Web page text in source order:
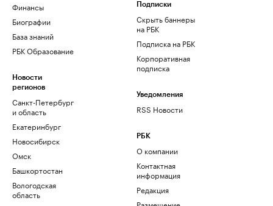
Финансы
Биографии
База знаний
РБК Образование
Новости
регионов
Санкт-Петербург
и область
Екатеринбург
Новосибирск
Омск
Башкортостан
Вологодская
область
Подписки
Скрыть баннеры
на РБК
Подписка на РБК
Корпоративная
подписка
Уведомления
RSS Новости
РБК
О компании
Контактная
информация
Редакция